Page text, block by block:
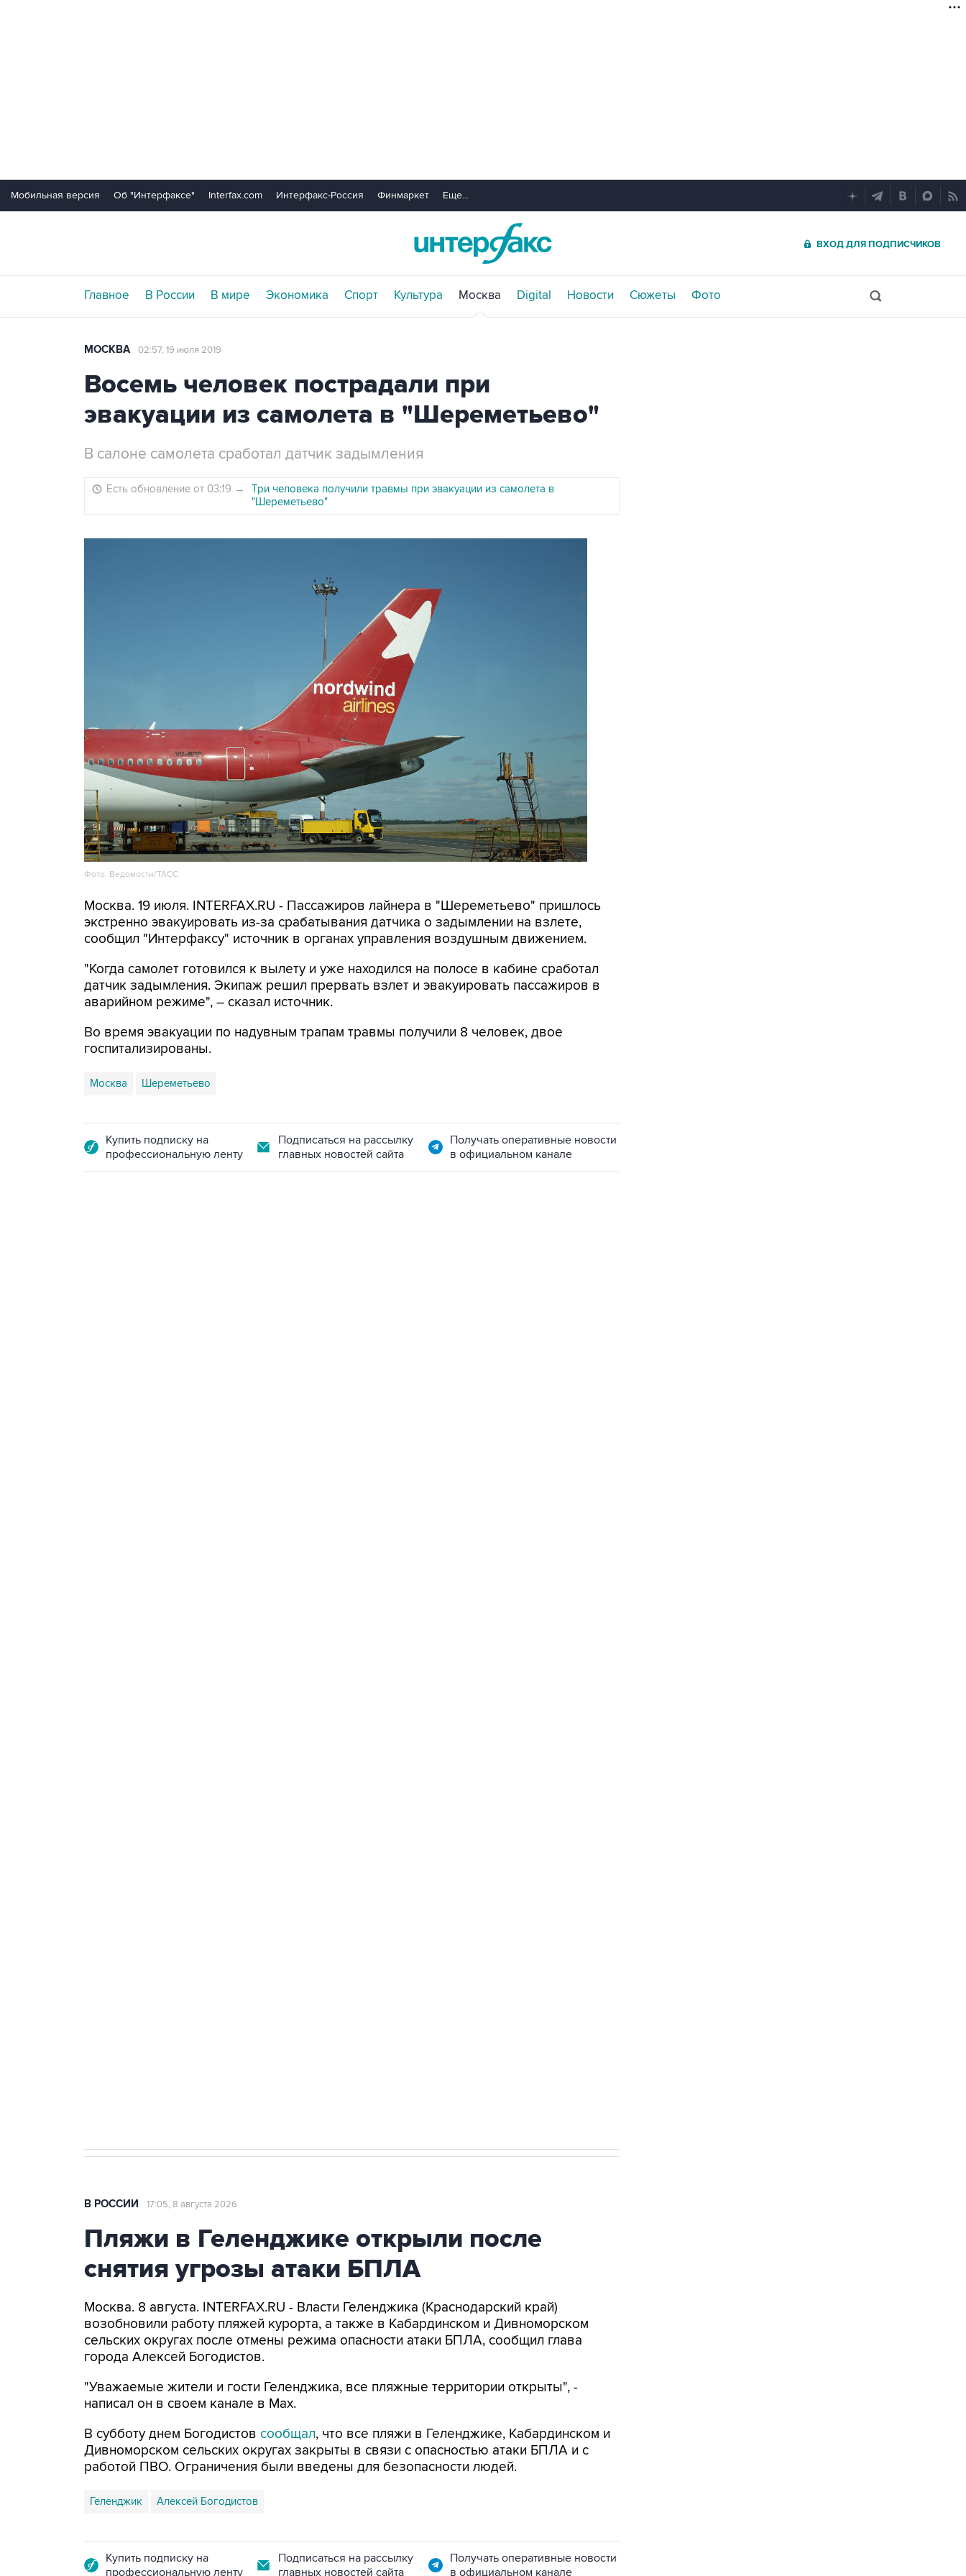
Мобильная версия Об "Интерфаксе" Interfax.com Интерфакс-Россия Финмаркет Еще...
ВХОД ДЛЯ ПОДПИСЧИКОВ
Главное В России В мире Экономика Спорт Культура Москва Digital Новости Сюжеты Фото
МОСКВА 02:57, 19 июля 2019
Восемь человек пострадали при
эвакуации из самолета в "Шереметьево"
В салоне самолета сработал датчик задымления
Есть обновление от 03:19 →
Три человека получили травмы при эвакуации из самолета в
"Шереметьево"
Фото: Ведомости/ТАСС
Москва. 19 июля. INTERFAX.RU - Пассажиров лайнера в "Шереметьево" пришлось
экстренно эвакуировать из-за срабатывания датчика о задымлении на взлете,
сообщил "Интерфаксу" источник в органах управления воздушным движением.
"Когда самолет готовился к вылету и уже находился на полосе в кабине сработал
датчик задымления. Экипаж решил прервать взлет и эвакуировать пассажиров в
аварийном режиме", – сказал источник.
Во время эвакуации по надувным трапам травмы получили 8 человек, двое
госпитализированы.
Москва Шереметьево
Купить подписку на
профессиональную ленту
Подписаться на рассылку
главных новостей сайта
Получать оперативные новости
в официальном канале
В РОССИИ 17:05, 8 августа 2026
Пляжи в Геленджике открыли после
снятия угрозы атаки БПЛА
Москва. 8 августа. INTERFAX.RU - Власти Геленджика (Краснодарский край)
возобновили работу пляжей курорта, а также в Кабардинском и Дивноморском
сельских округах после отмены режима опасности атаки БПЛА, сообщил глава
города Алексей Богодистов.
"Уважаемые жители и гости Геленджика, все пляжные территории открыты", -
написал он в своем канале в Max.
В субботу днем Богодистов сообщал, что все пляжи в Геленджике, Кабардинском и
Дивноморском сельских округах закрыты в связи с опасностью атаки БПЛА и с
работой ПВО. Ограничения были введены для безопасности людей.
Геленджик Алексей Богодистов
Купить подписку на
профессиональную ленту
Подписаться на рассылку
главных новостей сайта
Получать оперативные новости
в официальном канале